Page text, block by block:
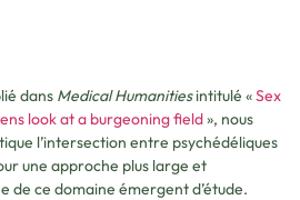
dans Medical Humanitiesintitulé «Sex
look at a burgeoning field», nous
l’intersection entre psychédéliques
une approche plus large et
ce domaine émergent d’étude.